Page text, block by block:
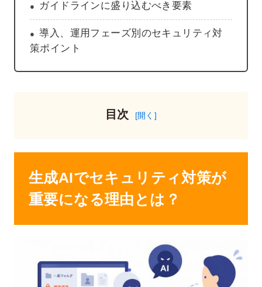
ガイドラインに盛り込むべき要素
導入、運用フェーズ別のセキュリティ対
策ポイント
目次
生成AIでセキュリティ対策が
重要になる理由とは？